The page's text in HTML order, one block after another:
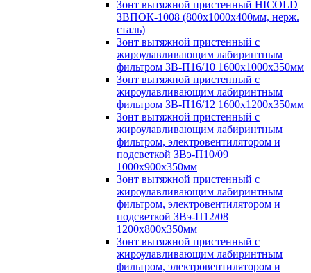
Зонт вытяжной пристенный HICOLD
ЗВПОК-1008 (800х1000х400мм, нерж.
сталь)
Зонт вытяжной пристенный с
жироулавливающим лабиринтным
фильтром ЗВ-П16/10 1600х1000х350мм
Зонт вытяжной пристенный с
жироулавливающим лабиринтным
фильтром ЗВ-П16/12 1600х1200х350мм
Зонт вытяжной пристенный с
жироулавливающим лабиринтным
фильтром, электровентилятором и
подсветкой ЗВэ-П10/09
1000х900х350мм
Зонт вытяжной пристенный с
жироулавливающим лабиринтным
фильтром, электровентилятором и
подсветкой ЗВэ-П12/08
1200х800х350мм
Зонт вытяжной пристенный с
жироулавливающим лабиринтным
фильтром, электровентилятором и